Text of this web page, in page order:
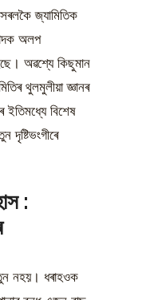
জ্যামিতিক
অলপ
অৱশ্যে কিছুমান
থুলমুলীয়া জ্ঞানৰ
ইতিমধ্যে বিশেষ
দৃষ্টিভংগীৰে
:
নহয়। ধৰাহওক